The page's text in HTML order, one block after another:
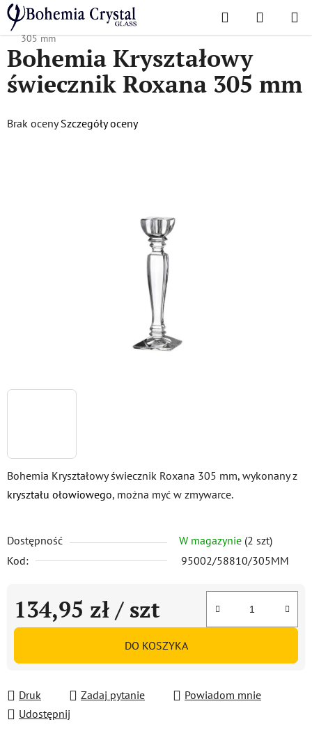
Przejść
do
treści
Szukaj KOSZYK
Home
/ Akcesoria / Świeczniki /
Bohemia Kryształowy świecznik Roxana
305 mm
Bohemia Kryształowy świecznik Roxana 305 mm, wykonany z
kryształu ołowiowego, można myć w zmywarce.
Dostępność W magazynie (2 szt)
Kod:
95002/58810/305MM
134,95 zł / szt
Cena jednostkowa:
DO KOSZYKA
Druk Zadaj pytanie
Powiadom mnie
Udostępnij
Bohemia Kryształowy
świecznik Roxana 305 mm
Średnia
Brak oceny Szczegóły oceny